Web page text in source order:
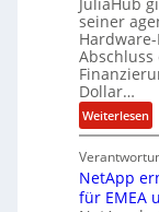
h
l
e
n
t
k
e
C
o
u
r
o
n
i
r
seiner
Abschluss
Dollar…
Weiterlesen:
E
n
g
NetApp
für EMEA